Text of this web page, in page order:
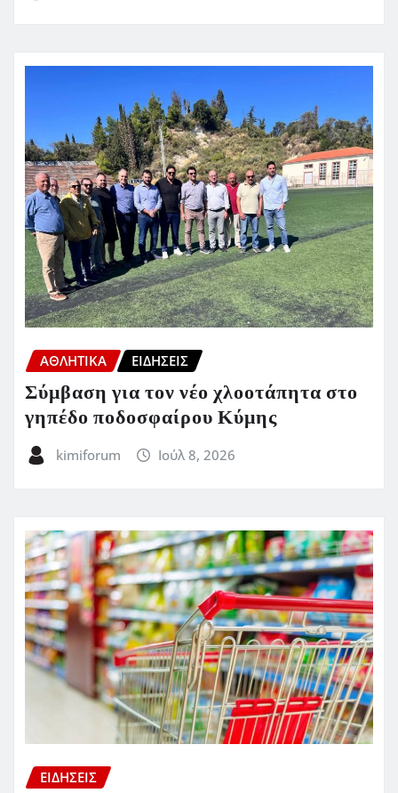
ΑΘΛΗΤΙΚΑ ΕΙΔΗΣΕΙΣ
Σύμβαση για τον νέο χλοοτάπητα στο
γηπέδο ποδοσφαίρου Κύμης
kimiforum Ιούλ 8, 2026
ΕΙΔΗΣΕΙΣ